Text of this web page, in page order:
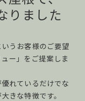
りました
うお客様のご要望
ー」をご提案しま
れているだけでな
きな特徴です。